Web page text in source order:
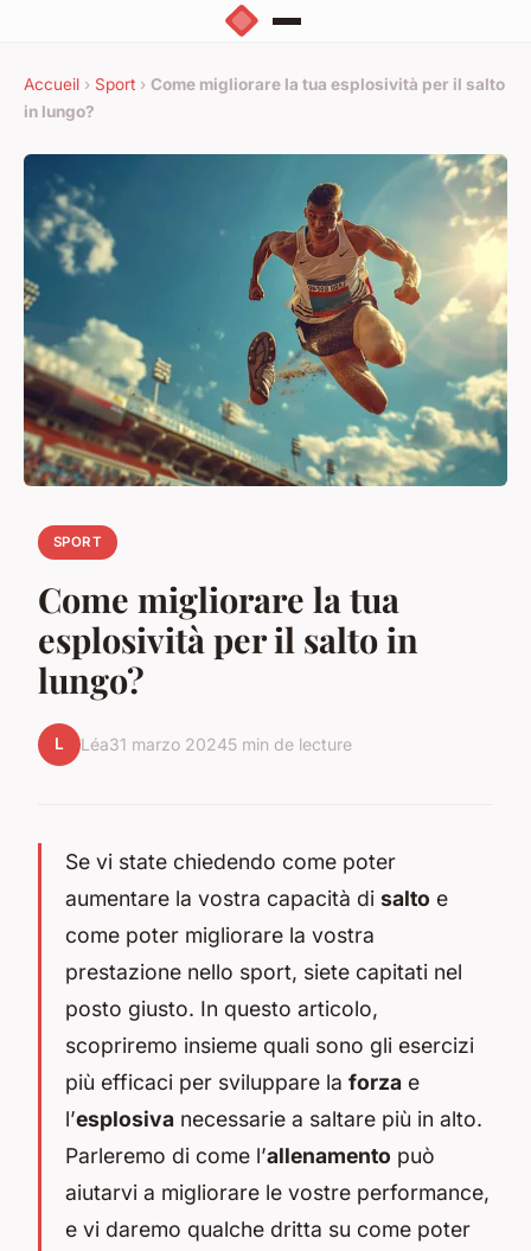
Accueil › Sport › Come migliorare la tua esplosività per il salto
in lungo?
SPORT
Come migliorare la tua
esplosività per il salto in
lungo?
L Léa31 marzo 20245 min de lecture
Se vi state chiedendo come poter
aumentare la vostra capacità di salto e
come poter migliorare la vostra
prestazione nello sport, siete capitati nel
posto giusto. In questo articolo,
scopriremo insieme quali sono gli esercizi
più efficaci per sviluppare la forza e
l’esplosiva necessarie a saltare più in alto.
Parleremo di come l’allenamento può
aiutarvi a migliorare le vostre performance,
e vi daremo qualche dritta su come poter